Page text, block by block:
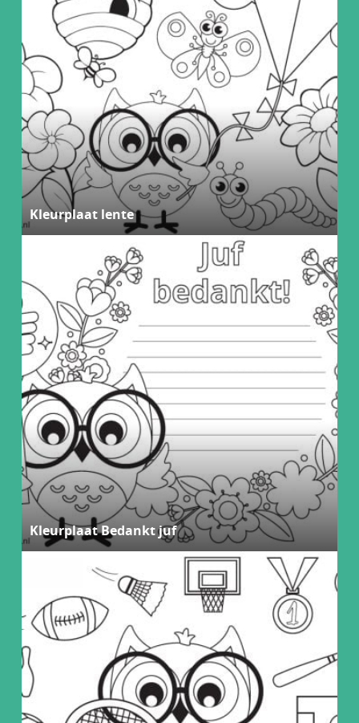
Kleurplaat lente
Kleurplaat Bedankt juf